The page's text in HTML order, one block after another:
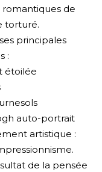
romantiques de
torturé.
principales
:
étoilée
auto-portrait
artistique :
de la pensée